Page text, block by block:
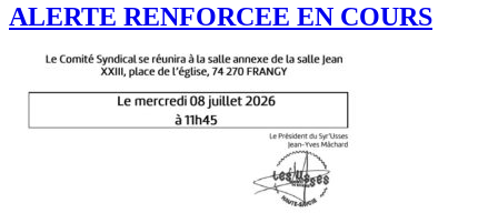
ALERTE RENFORCEE EN COURS